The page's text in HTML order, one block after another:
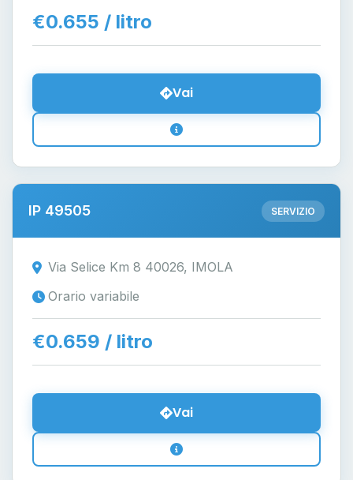
€0.655 / litro
Vai
IP 49505 SERVIZIO
Via Selice Km 8 40026, IMOLA
Orario variabile
€0.659 / litro
Vai